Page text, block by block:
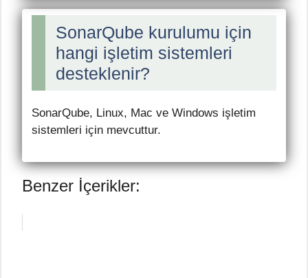
SonarQube kurulumu için
hangi işletim sistemleri
desteklenir?
SonarQube, Linux, Mac ve Windows işletim
sistemleri için mevcuttur.
Benzer İçerikler: